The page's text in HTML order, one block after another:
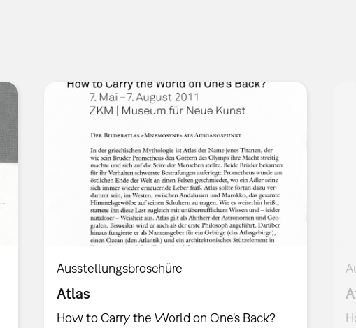
Ausstellungsbroschüre
Atlas
How to Carry the World on One's Back?